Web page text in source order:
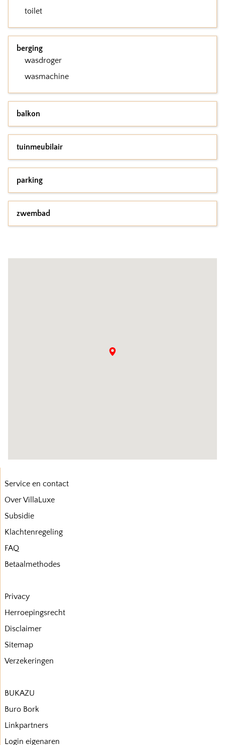
toilet
berging
wasdroger
wasmachine
balkon
tuinmeubilair
parking
zwembad
Service en contact
Over VillaLuxe
Subsidie
Klachtenregeling
FAQ
Betaalmethodes
Privacy
Herroepingsrecht
Disclaimer
Sitemap
Verzekeringen
BUKAZU
Buro Bork
Linkpartners
Login eigenaren